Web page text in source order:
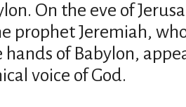
On the eve of
prophet Jeremiah,
hands of Babylon,
voice of God.